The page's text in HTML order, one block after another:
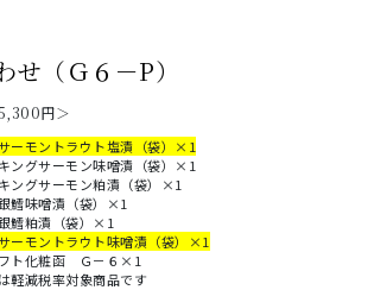
（Ｇ６－P）
円＞
ーモントラウト塩漬（袋）×1
ングサーモン味噌漬（袋）×1
ングサーモン粕漬（袋）×1
鱈味噌漬（袋）×1
鱈粕漬（袋）×1
ーモントラウト味噌漬（袋）×1
ト化粧函 Ｇ－６×1
軽減税率対象商品です